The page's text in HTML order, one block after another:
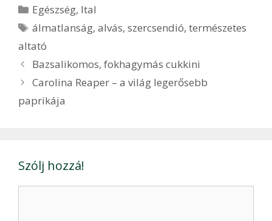
Kategória
Egészség, Ital
Címkék
álmatlanság,alvás,szercsendió,természetes
altató
Bejegyzés
navigáció
Bazsalikomos, fokhagymás cukkini
Carolina Reaper – a világ legerősebb
paprikája
Szólj hozzá!